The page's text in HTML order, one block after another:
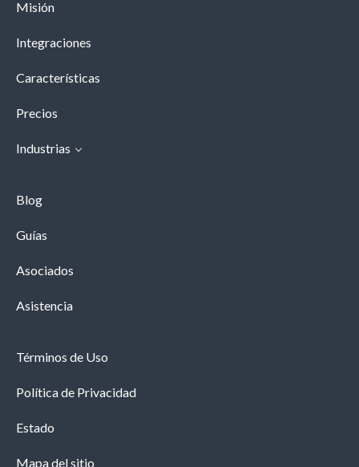
Misión
Integraciones
Características
Precios
Industrias
Blog
Guías
Asociados
Asistencia
Términos de Uso
Política de Privacidad
Estado
Mapa del sitio